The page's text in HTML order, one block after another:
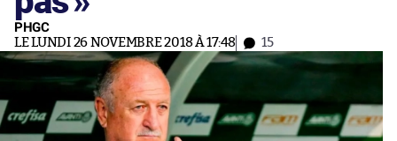
PHGC
LE LUNDI 26 NOVEMBRE 2018 À 17:48 15